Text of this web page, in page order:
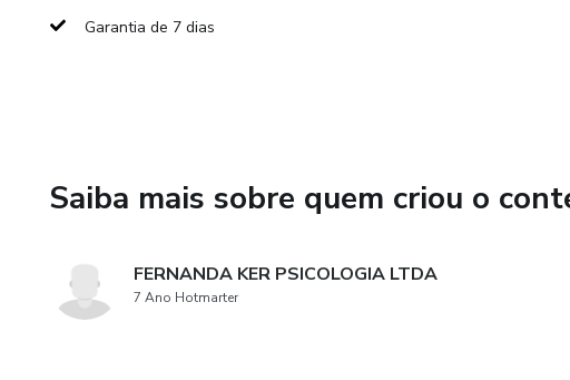
Garantia de 7 dias
Saiba mais sobre quem criou o
FERNANDA KER PSICOLOGIA LTDA
7 Ano Hotmarter